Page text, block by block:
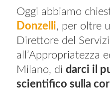
Oggi abbiamo
Donzelli, per oltre
Direttore del
all’Appropriatezza
Milano, di darci il
scientifico sulla